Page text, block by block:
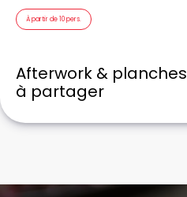
À partir de 10 pers.
Afterwork & planches
à partager